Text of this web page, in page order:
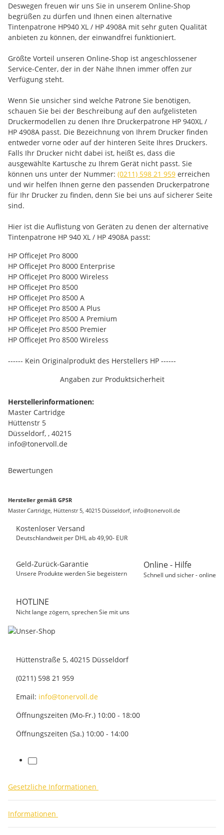
Deswegen freuen wir uns Sie in unserem Online-Shop
begrüßen zu dürfen und Ihnen einen alternative
Tintenpatrone HP940 XL / HP 4908A mit sehr guten Qualität
anbieten zu können, der einwandfrei funktioniert.
Größte Vorteil unseren Online-Shop ist angeschlossener
Service-Center, der in der Nähe Ihnen immer offen zur
Verfügung steht.
Wenn Sie unsicher sind welche Patrone Sie benötigen,
schauen Sie bei der Beschreibung auf den aufgelisteten
Druckermodellen zu denen Ihre Druckerpatrone HP 940XL /
HP 4908A passt. Die Bezeichnung von Ihrem Drucker finden
entweder vorne oder auf der hinteren Seite Ihres Druckers.
Falls Ihr Drucker nicht dabei ist, heißt es, dass die
ausgewählte Kartusche zu Ihrem Gerät nicht passt. Sie
können uns unter der Nummer: (0211) 598 21 959 erreichen
und wir helfen Ihnen gerne den passenden Druckerpatrone
für Ihr Drucker zu finden, denn Sie bei uns auf sicherer Seite
sind.
Hier ist die Auflistung von Geräten zu denen der alternative
Tintenpatrone HP 940 XL / HP 4908A passt:
HP OfficeJet Pro 8000
HP OfficeJet Pro 8000 Enterprise
HP OfficeJet Pro 8000 Wireless
HP OfficeJet Pro 8500
HP OfficeJet Pro 8500 A
HP OfficeJet Pro 8500 A Plus
HP OfficeJet Pro 8500 A Premium
HP OfficeJet Pro 8500 Premier
HP OfficeJet Pro 8500 Wireless
------ Kein Originalprodukt des Herstellers HP ------
Angaben zur Produktsicherheit
Herstellerinformationen:
Master Cartridge
Hüttenstr 5
Düsseldorf, , 40215
info@tonervoll.de
Bewertungen
Hersteller gemäß GPSR
Master Cartridge, Hüttenstr 5, 40215 Düsseldorf, info@tonervoll.de
Kostenloser Versand
Deutschlandweit per DHL ab 49,90- EUR
Geld-Zurück-Garantie
Unsere Produkte werden Sie begeistern
Online - Hilfe
Schnell und sicher - online
HOTLINE
Nicht lange zögern, sprechen Sie mit uns
Hüttenstraße 5, 40215 Düsseldorf
(0211) 598 21 959
Email: info@tonervoll.de
Öffnungszeiten (Mo-Fr.) 10:00 - 18:00
Öffnungszeiten (Sa.) 10:00 - 14:00
facebook
Gesetzliche Informationen
Informationen